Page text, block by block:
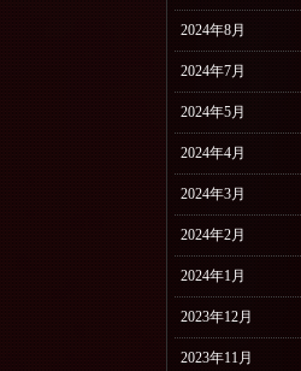
2024年8月
2024年7月
2024年5月
2024年4月
2024年3月
2024年2月
2024年1月
2023年12月
2023年11月